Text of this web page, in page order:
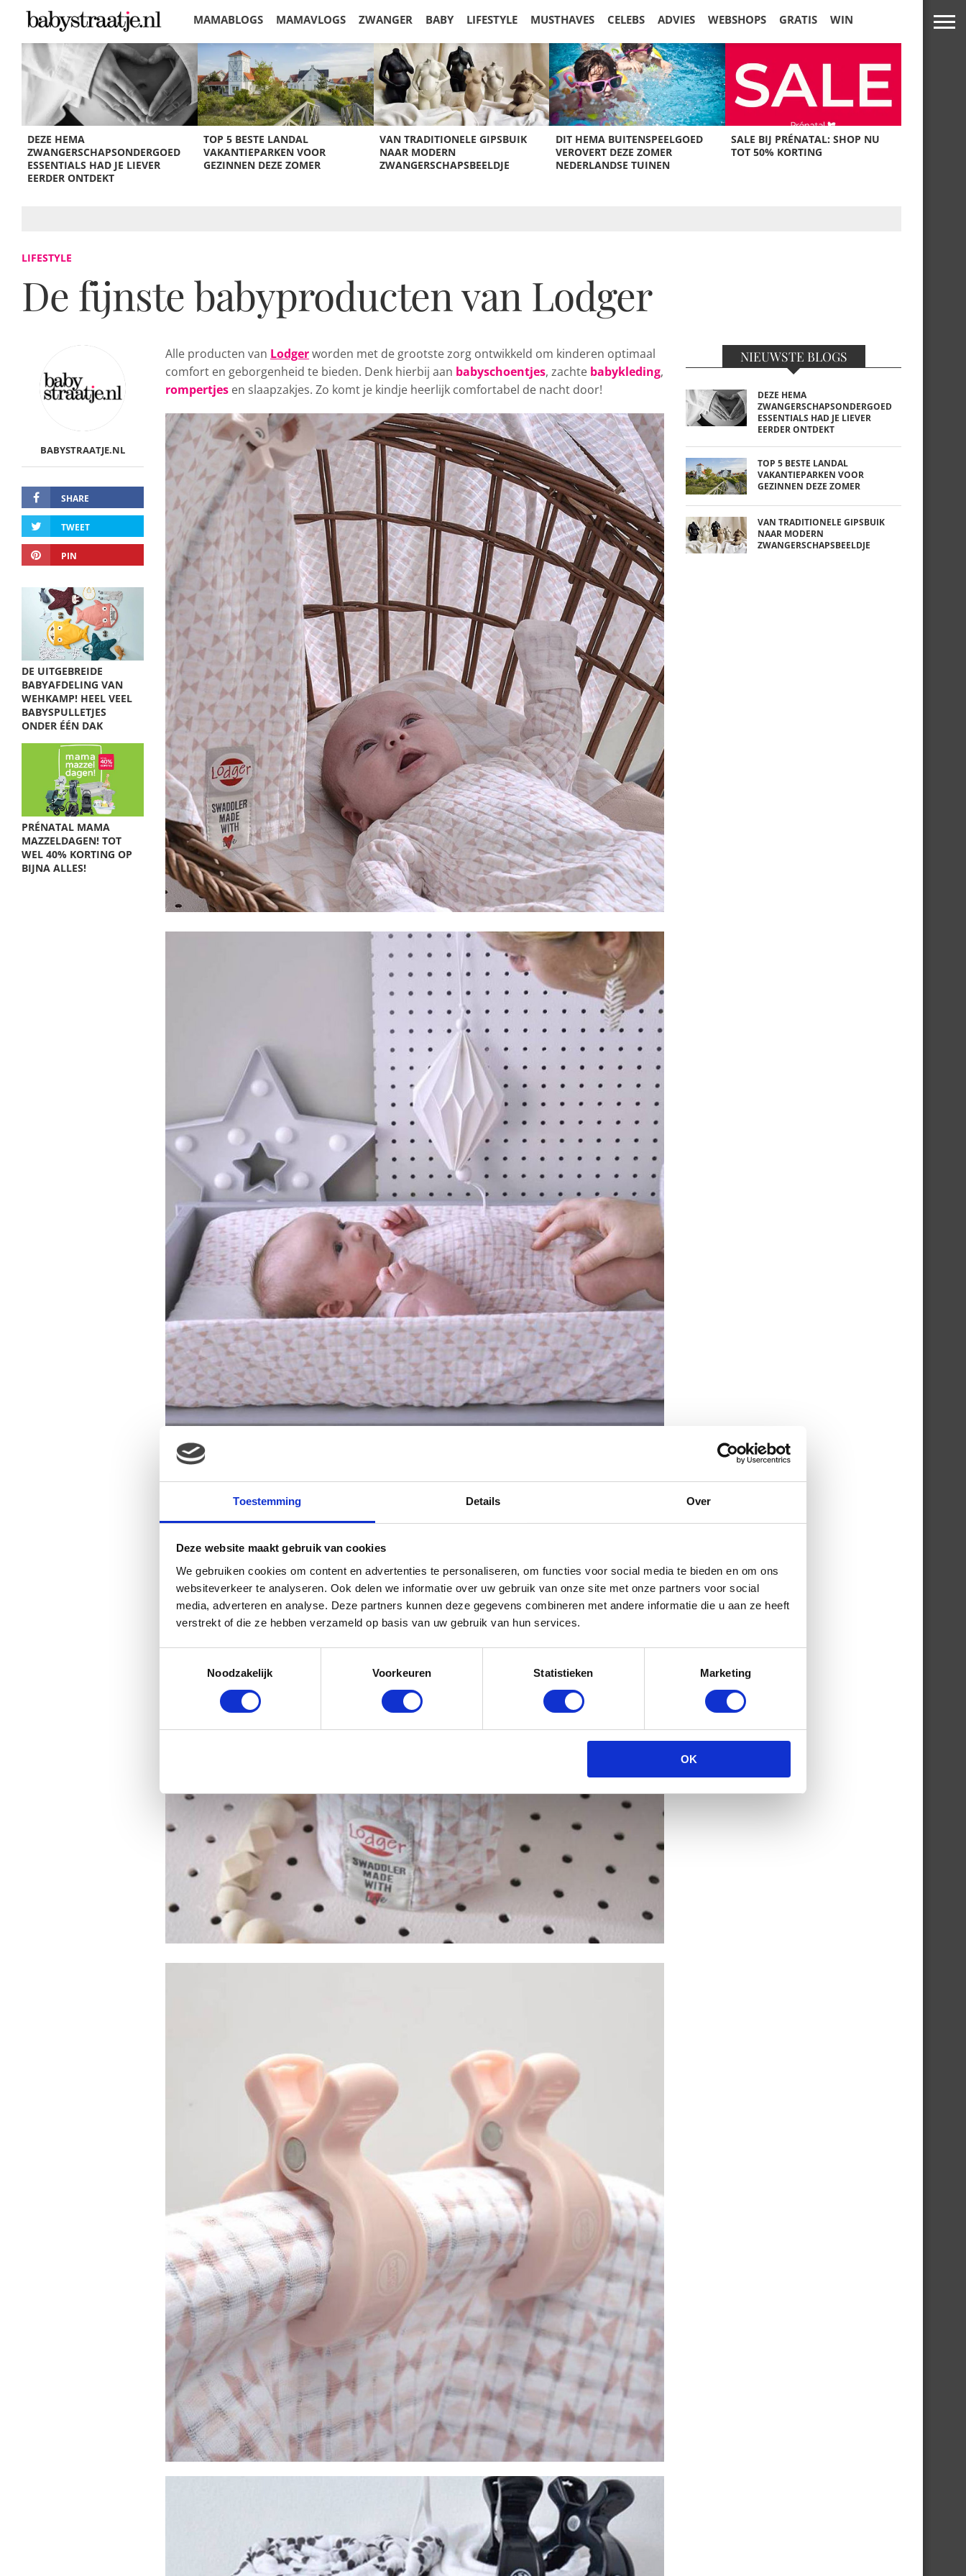
Toestemming Details Over
Deze website maakt gebruik van cookies
We gebruiken cookies om content en advertenties te personaliseren, om functies voor social media te bieden en om ons
websiteverkeer te analyseren. Ook delen we informatie over uw gebruik van onze site met onze partners voor social
media, adverteren en analyse. Deze partners kunnen deze gegevens combineren met andere informatie die u aan ze heeft
verstrekt of die ze hebben verzameld op basis van uw gebruik van hun services.
Noodzakelijk
Voorkeuren Statistieken Marketing
OK
MAMABLOGS MAMAVLOGS ZWANGER BABY LIFESTYLE MUSTHAVES CELEBS ADVIES WEBSHOPS GRATIS WIN
KORTINGEN
DEZE HEMA
ZWANGERSCHAPSONDERGOED
ESSENTIALS HAD JE LIEVER
EERDER ONTDEKT
TOP 5 BESTE LANDAL
VAKANTIEPARKEN VOOR
GEZINNEN DEZE ZOMER
VAN TRADITIONELE GIPSBUIK
NAAR MODERN
ZWANGERSCHAPSBEELDJE
DIT HEMA BUITENSPEELGOED
VEROVERT DEZE ZOMER
NEDERLANDSE TUINEN
SALE BIJ PRÉNATAL: SHOP NU
TOT 50% KORTING
LIFESTYLE
De fijnste babyproducten van Lodger
BABYSTRAATJE.NL
SHARE
TWEET
PIN
DE UITGEBREIDE
BABYAFDELING VAN
WEHKAMP! HEEL VEEL
BABYSPULLETJES
ONDER ÉÉN DAK
PRÉNATAL MAMA
MAZZELDAGEN! TOT
WEL 40% KORTING OP
BIJNA ALLES!
Alle producten van Lodgerworden met de grootste zorg ontwikkeld om kinderen optimaal
comfort en geborgenheid te bieden. Denk hierbij aan babyschoentjes, zachte babykleding,
rompertjes en slaapzakjes. Zo komt je kindje heerlijk comfortabel de nacht door!
NIEUWSTE BLOGS
DEZE HEMA
ZWANGERSCHAPSONDERGOED
ESSENTIALS HAD JE LIEVER
EERDER ONTDEKT
TOP 5 BESTE LANDAL
VAKANTIEPARKEN VOOR
GEZINNEN DEZE ZOMER
VAN TRADITIONELE GIPSBUIK
NAAR MODERN
ZWANGERSCHAPSBEELDJE